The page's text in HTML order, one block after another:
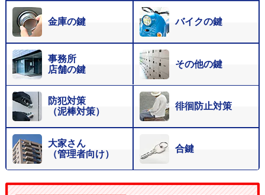
金庫の鍵 バイクの鍵
事務所
店舗の鍵
その他の鍵
防犯対策
（泥棒対策）
徘徊防止対策
大家さん
（管理者向け）
合鍵